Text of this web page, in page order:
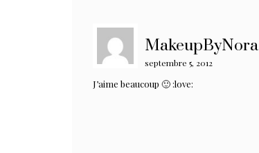
MakeupByNora
septembre 5, 2012
J’aime beaucoup 🙂 :love: